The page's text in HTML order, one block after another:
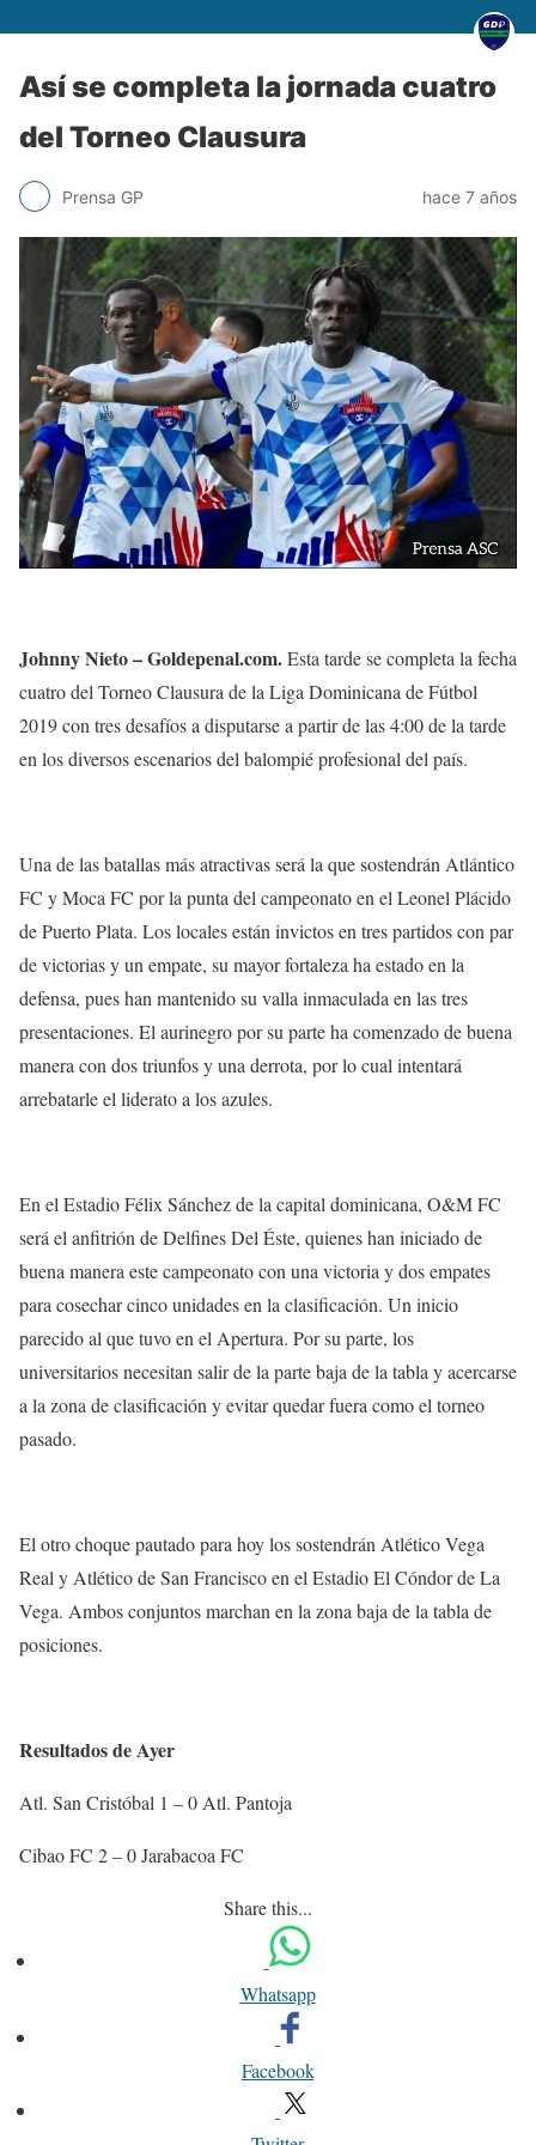
Así se completa la jornada cuatro
del Torneo Clausura
Prensa GP hace 7 años
Johnny Nieto – Goldepenal.com.Esta tarde se completa la fecha
cuatro del Torneo Clausura de la Liga Dominicana de Fútbol
2019 con tres desafíos a disputarse a partir de las 4:00 de la tarde
en los diversos escenarios del balompié profesional del país.
Una de las batallas más atractivas será la que sostendrán Atlántico
FC y Moca FC por la punta del campeonato en el Leonel Plácido
de Puerto Plata. Los locales están invictos en tres partidos con par
de victorias y un empate, su mayor fortaleza ha estado en la
defensa, pues han mantenido su valla inmaculada en las tres
presentaciones. El aurinegro por su parte ha comenzado de buena
manera con dos triunfos y una derrota, por lo cual intentará
arrebatarle el liderato a los azules.
En el Estadio Félix Sánchez de la capital dominicana, O&M FC
será el anfitrión de Delfines Del Éste, quienes han iniciado de
buena manera este campeonato con una victoria y dos empates
para cosechar cinco unidades en la clasificación. Un inicio
parecido al que tuvo en el Apertura. Por su parte, los
universitarios necesitan salir de la parte baja de la tabla y acercarse
a la zona de clasificación y evitar quedar fuera como el torneo
pasado.
El otro choque pautado para hoy los sostendrán Atlético Vega
Real y Atlético de San Francisco en el Estadio El Cóndor de La
Vega. Ambos conjuntos marchan en la zona baja de la tabla de
posiciones.
Resultados de Ayer
Atl. San Cristóbal 1 – 0 Atl. Pantoja
Cibao FC 2 – 0 Jarabacoa FC
Share this...
Whatsapp
Facebook